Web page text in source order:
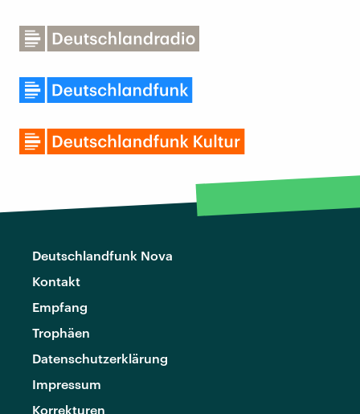
Deutschlandfunk Nova
Kontakt
Empfang
Trophäen
Datenschutzerklärung
Impressum
Korrekturen